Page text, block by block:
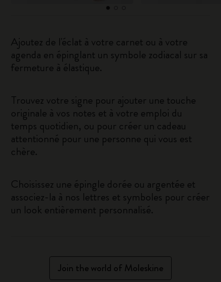
Ajoutez de l'éclat à votre carnet ou à votre
agenda en épinglant un symbole zodiacal sur sa
fermeture à élastique.
Trouvez votre signe pour ajouter une touche
originale à vos notes et à votre emploi du
temps quotidien, ou pour créer un cadeau
attentionné pour une personne qui vous est
chère.
Choisissez une épingle dorée ou argentée et
associez-la à nos lettres et symboles pour créer
un look entièrement personnalisé.
Join the world of Moleskine